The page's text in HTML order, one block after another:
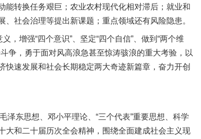
转换任务艰巨；农业农村现代化相对滞后；就业和
社会治理等提出新课题；重点领域还有风险隐患。
增强“四个意识”、坚定“四个自信”、做到“两个维
争，勇于面对风高浪急甚至惊涛骇浪的重大考验，以
速发展和社会长期稳定两大奇迹新篇章，奋力开创
东思想、邓小平理论、“三个代表”重要思想、科学
大和二十届历次全会精神，围绕全面建成社会主义现